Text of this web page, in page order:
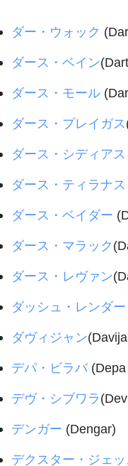
ダー・ウォック
ダース・ベイン
ダース・モール
ダース・プレイガス
ダース・シディアス
ダース・ティラナス
ダース・ベイダー
ダース・マラック
ダース・レヴァン
ダッシュ・レンダー
ダヴィジャン
デパ・ビラバ(Depa
デヴ・シブワラ
デンガー (Dengar)
デクスター・ジェ